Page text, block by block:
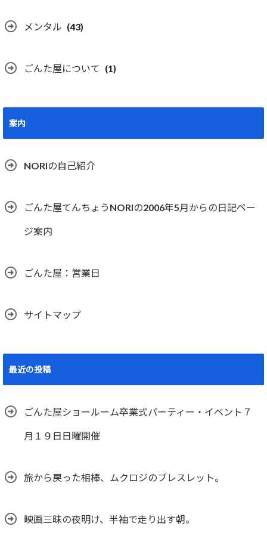
メンタル (43)
ごんた屋について (1)
案内
NORIの自己紹介
ごんた屋てんちょうNORIの2006年5月からの日記ペー
ジ案内
ごんた屋：営業日
サイトマップ
最近の投稿
ごんた屋ショールーム卒業式パーティー・イベント７
月１９日日曜開催
旅から戻った相棒、ムクロジのブレスレット。
映画三昧の夜明け、半袖で走り出す朝。